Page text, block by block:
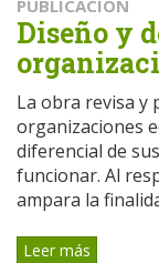
PUBLICACIÓN
Diseño y
La obra revisa y
organizaciones
diferencial de
funcionar. Al
ampara la
Leer más